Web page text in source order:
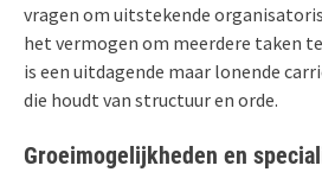
vragen om uitstekende
het vermogen om meerdere taken
is een uitdagende maar lonende
die houdt van structuur en orde.
Groeimogelijkheden en